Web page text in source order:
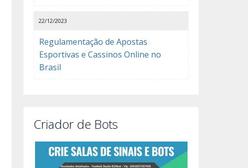
Regulamentação de Apostas
Esportivas e Cassinos Online no
Brasil
22/12/2023
Criador de Bots